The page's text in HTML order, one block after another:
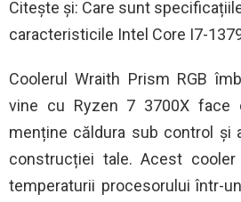
Citește și: Care sunt
caracteristicile Intel Core I7-
Coolerul Wraith Prism RGB
vine cu Ryzen 7 3700X face
menține căldura sub control și
construcției tale. Acest
temperaturii procesorului într-